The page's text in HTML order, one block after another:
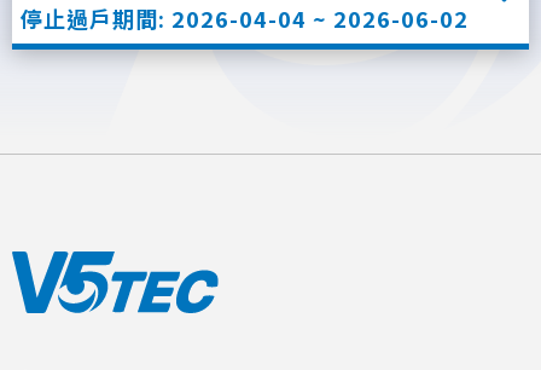
停止過戶期間: 2026-04-04 ~ 2026-06-02